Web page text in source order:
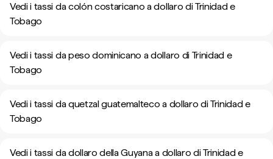
Vedi i tassi da colón costaricano a dollaro di Trinidad e
Tobago
Vedi i tassi da peso dominicano a dollaro di Trinidad e
Tobago
Vedi i tassi da quetzal guatemalteco a dollaro di Trinidad e
Tobago
Vedi i tassi da dollaro della Guyana a dollaro di Trinidad e